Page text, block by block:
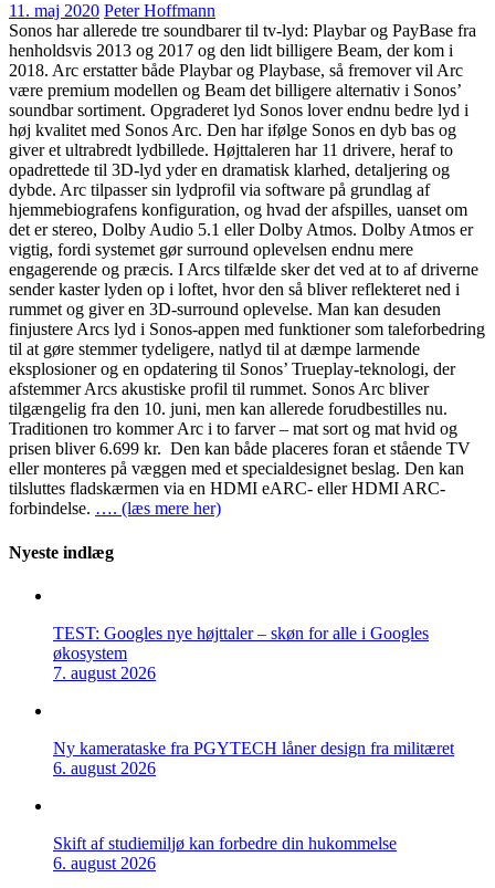
11. maj 2020 Peter Hoffmann
Sonos har allerede tre soundbarer til tv-lyd: Playbar og PayBase fra
henholdsvis 2013 og 2017 og den lidt billigere Beam, der kom i
2018. Arc erstatter både Playbar og Playbase, så fremover vil Arc
være premium modellen og Beam det billigere alternativ i Sonos’
soundbar sortiment. Opgraderet lyd Sonos lover endnu bedre lyd i
høj kvalitet med Sonos Arc. Den har ifølge Sonos en dyb bas og
giver et ultrabredt lydbillede. Højttaleren har 11 drivere, heraf to
opadrettede til 3D-lyd yder en dramatisk klarhed, detaljering og
dybde. Arc tilpasser sin lydprofil via software på grundlag af
hjemmebiografens konfiguration, og hvad der afspilles, uanset om
det er stereo, Dolby Audio 5.1 eller Dolby Atmos. Dolby Atmos er
vigtig, fordi systemet gør surround oplevelsen endnu mere
engagerende og præcis. I Arcs tilfælde sker det ved at to af driverne
sender kaster lyden op i loftet, hvor den så bliver reflekteret ned i
rummet og giver en 3D-surround oplevelse. Man kan desuden
finjustere Arcs lyd i Sonos-appen med funktioner som taleforbedring
til at gøre stemmer tydeligere, natlyd til at dæmpe larmende
eksplosioner og en opdatering til Sonos’ Trueplay-teknologi, der
afstemmer Arcs akustiske profil til rummet. Sonos Arc bliver
tilgængelig fra den 10. juni, men kan allerede forudbestilles nu.
Traditionen tro kommer Arc i to farver – mat sort og mat hvid og
prisen bliver 6.699 kr. Den kan både placeres foran et stående TV
eller monteres på væggen med et specialdesignet beslag. Den kan
tilsluttes fladskærmen via en HDMI eARC- eller HDMI ARC-
forbindelse. …. (læs mere her)
Nyeste indlæg
TEST: Googles nye højttaler – skøn for alle i Googles
økosystem
7. august 2026
Ny kamerataske fra PGYTECH låner design fra militæret
6. august 2026
Skift af studiemiljø kan forbedre din hukommelse
6. august 2026